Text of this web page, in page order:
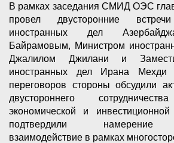
В рамках заседания СМИД ОЭС
провел двусторонние
иностранных дел
Байрамовым, Министром
Джалилом Джилани и
иностранных дел Ирана
переговоров стороны обсудили
двустороннего
экономической и
подтвердили намерение
взаимодействие в рамках